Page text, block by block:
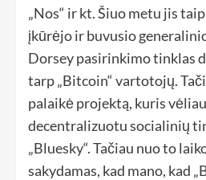
„Nos“ ir kt. Šiuo metu jis
įkūrėjo ir buvusio
Dorsey pasirinkimo tinklas
tarp „Bitcoin“ vartotojų.
palaikė projektą, kuris
decentralizuotu socialinių
„Bluesky“. Tačiau nuo to
sakydamas, kad mano, kad